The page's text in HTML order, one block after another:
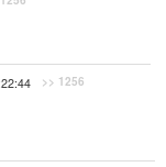
>> 1256